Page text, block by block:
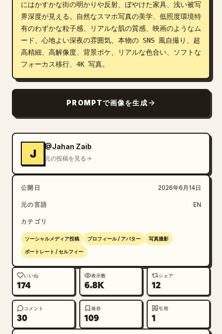
にはかすかな街の明かりや反射、ぼやけた家具、浅い被写
界深度が見える。自然なスマホ写真の美学、低照度環境特
有のわずかな粒子感、リアルな肌の質感、映画のようなム
ード、心地よい深夜の雰囲気、本物の SNS 風自撮り、超
高精細、高解像度、背景ボケ、リアルな色合い、ソフトな
フォーカス移行、4K 写真。
PROMPTで画像を生成
J
@Jahan Zaib
元の投稿を見る
公開日 2026年6月14日
元の言語 EN
カテゴリ
ソーシャルメディア投稿 プロフィール / アバター 写真撮影
ポートレート / セルフィー
いいね
174
表示数
6.8K
シェア
12
コメント
30
保存
109
引用
1